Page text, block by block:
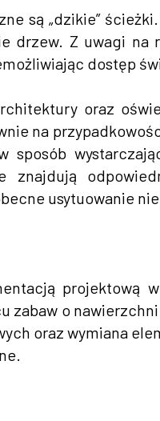
są „dzikie”
drzew. Z uwagi na
dostęp
oraz
na
sposób
znajdują
usytuowanie
projektową
zabaw o
oraz wymiana